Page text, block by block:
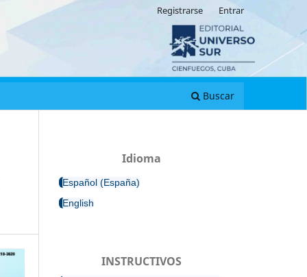
Buscar
Registrarse Entrar
Idioma
Español (España)
English
INSTRUCTIVOS